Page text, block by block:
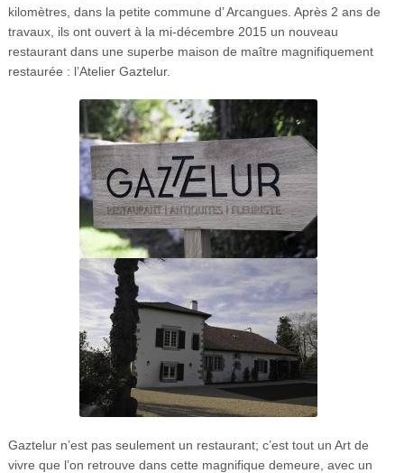
kilomètres, dans la petite commune d’ Arcangues. Après 2 ans de
travaux, ils ont ouvert à la mi-décembre 2015 un nouveau
restaurant dans une superbe maison de maître magnifiquement
restaurée : l’Atelier Gaztelur.
Gaztelur n’est pas seulement un restaurant; c’est tout un Art de
vivre que l’on retrouve dans cette magnifique demeure, avec un